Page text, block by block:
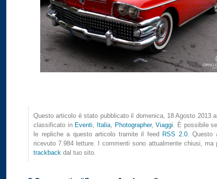
Questo articolo è stato pubblicato il domenica, 18 Agosto 2013
classificato in Eventi, Italia, Photographer,Viaggi. È possibile
le repliche a questo articolo tramite il feed RSS 2.0. Questo
ricevuto 7.984 letture. I commenti sono attualmente chiusi, ma
trackback dal tuo sito.